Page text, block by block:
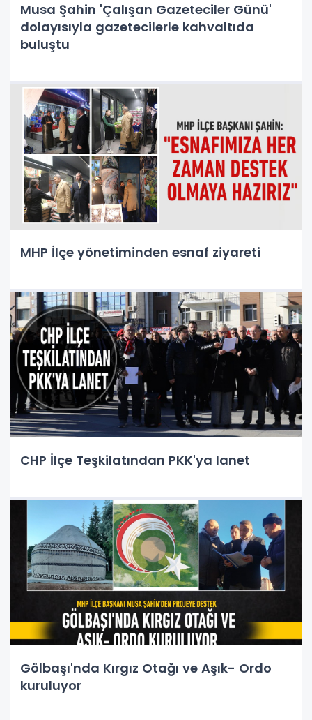
Musa Şahin 'Çalışan Gazeteciler Günü'
dolayısıyla gazetecilerle kahvaltıda
buluştu
MHP İlçe yönetiminden esnaf ziyareti
CHP İlçe Teşkilatından PKK'ya lanet
Gölbaşı'nda Kırgız Otağı ve Aşık- Ordo
kuruluyor